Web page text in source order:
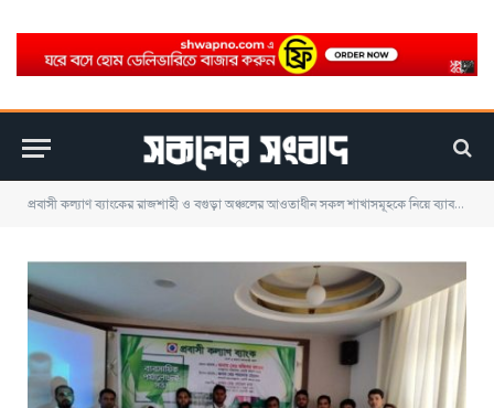
প্রবাসী কল্যাণ ব্যাংকের রাজশাহী ও বগুড়া অঞ্চলের আওতাধীন সকল শাখাসমূহকে নিয়ে ব্যাবসায়িক পর্যালোচনা সভা অনুষ্ঠিত